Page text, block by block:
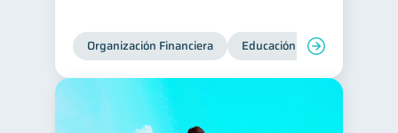
Organización Financiera Educación financiera